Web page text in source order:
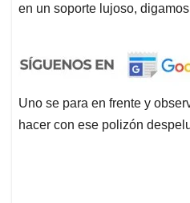
en un soporte lujoso,
Uno se para en frente y
hacer con ese polizón